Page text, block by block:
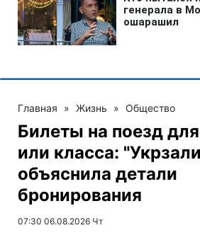
Главная » Жизнь » Общество
Билеты на поезд
или класса:
объяснила детали
бронирования
07:30 06.08.2026 Чт